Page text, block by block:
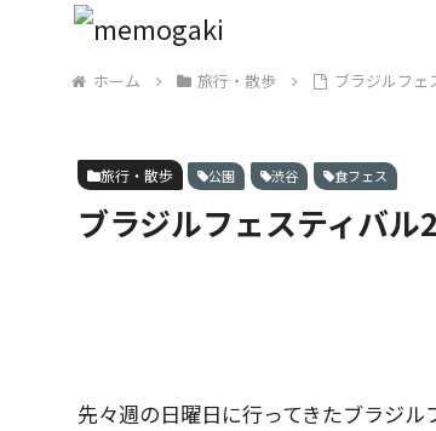
ホーム 旅行・散歩 ブラジルフェ
旅行・散歩 公園 渋谷 食フェス
ブラジルフェスティバ
先々週の日曜日に行ってきたブラジル